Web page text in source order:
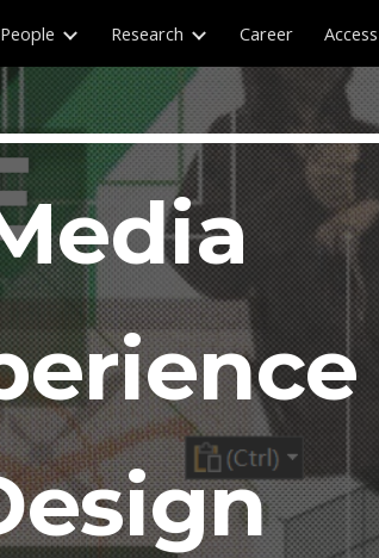
Skip to
People Research Career Access